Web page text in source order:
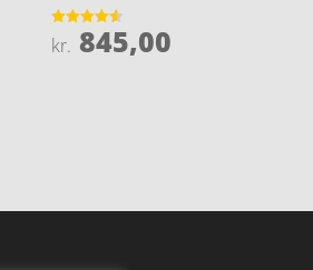
Vurderet
4.5
kr. 845,00